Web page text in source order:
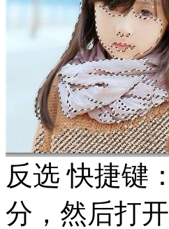
反选 快捷键
分，然后打